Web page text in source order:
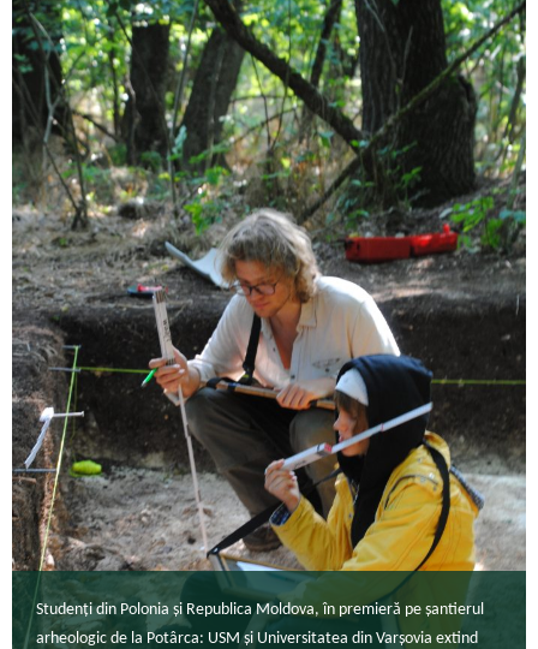
Studenți din Polonia și Republica Moldova, în premieră pe șantierul
arheologic de la Potârca: USM și Universitatea din Varșovia extind